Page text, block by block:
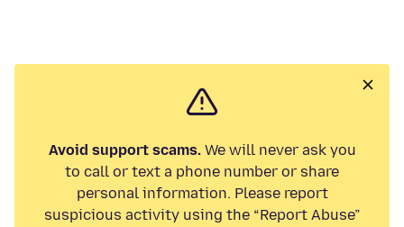
Avoid support scams.We will never ask you
to call or text a phone number or share
personal information. Please report
suspicious activity using the “Report Abuse”